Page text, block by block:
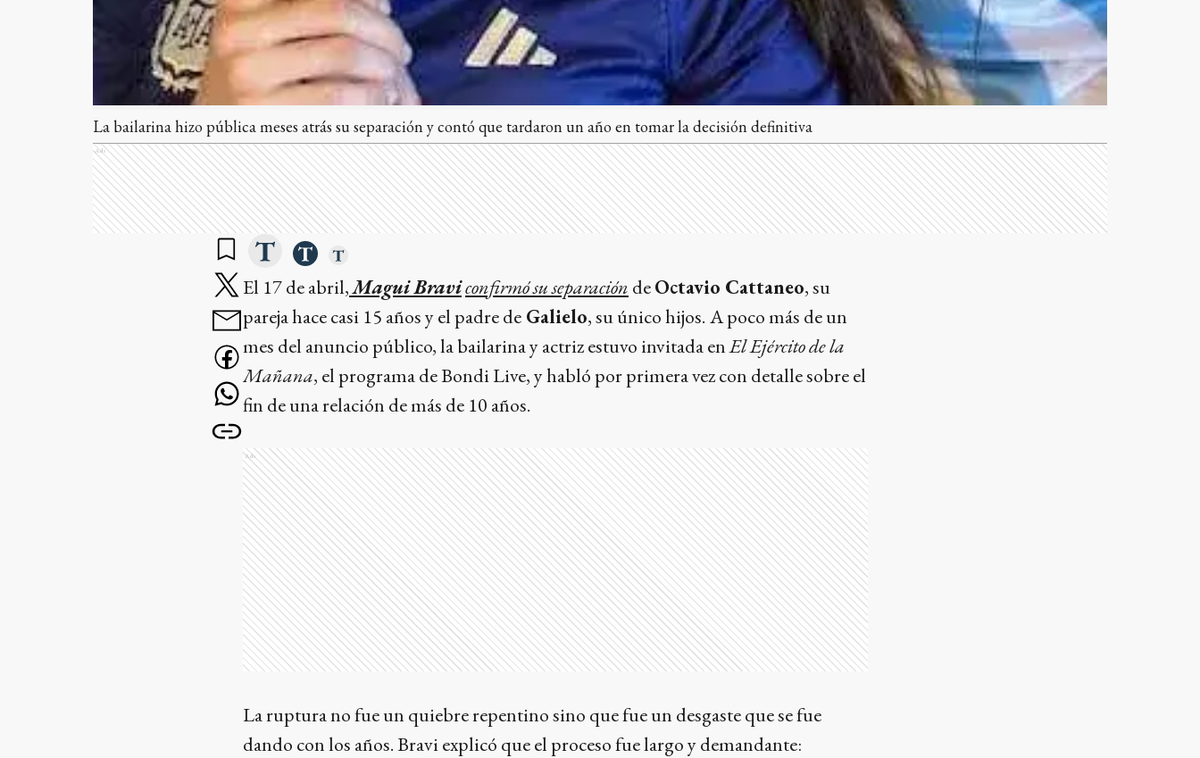
La bailarina hizo pública meses atrás su separación y contó que tardaron un año en tomar la decisión definitiva
Ads
El 17 de abril,Magui Braviconfirmó su separación deOctavio Cattaneo, su
pareja hace casi 15 años y el padre de Galielo, su único hijos. A poco más de un
mes del anuncio público, la bailarina y actriz estuvo invitada enEl Ejército de la
Mañana, el programa de Bondi Live, y habló por primera vez con detalle sobre el
fin de una relación de más de 10 años.
Ads
La ruptura no fue un quiebre repentino sino que fue un desgaste que se fue
dando con los años. Bravi explicó que el proceso fue largo y demandante: